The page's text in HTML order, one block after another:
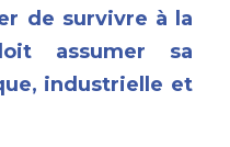
assumer sa
industrielle et